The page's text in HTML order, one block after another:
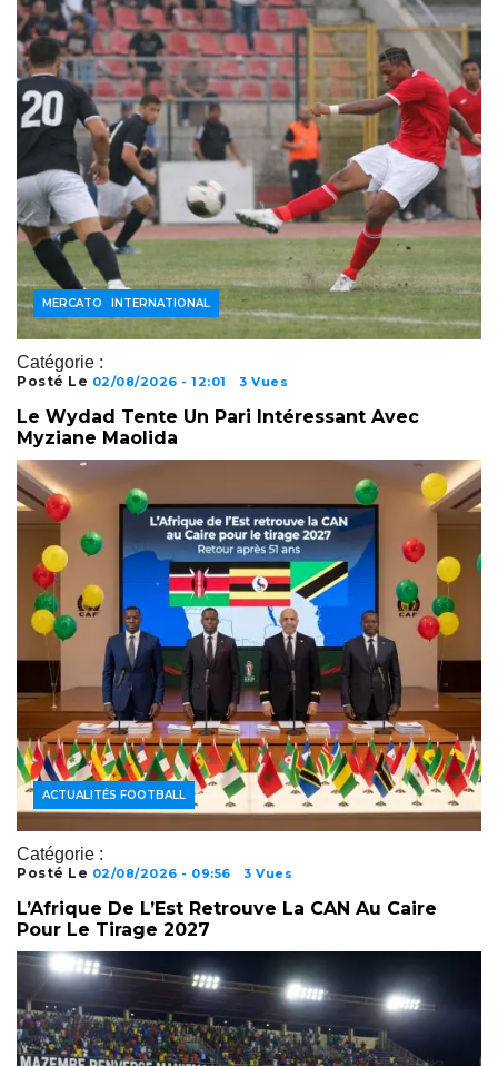
Catégorie :
FOOTBALL INTERNATIONAL
MERCATO
Posté Le 02/08/2026 - 12:01 3 Vues
Le Wydad Tente Un Pari Intéressant Avec
Myziane Maolida
Catégorie :
ACTUALITÉS FOOTBALL
Posté Le 02/08/2026 - 09:56 3 Vues
L’Afrique De L’Est Retrouve La CAN Au Caire
Pour Le Tirage 2027